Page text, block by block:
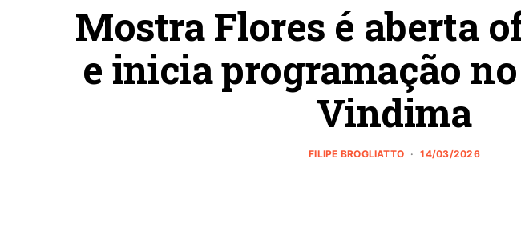
Mostra Flores é aberta
e inicia programação
Vindima
FILIPE BROGLIATTO 14/03/2026